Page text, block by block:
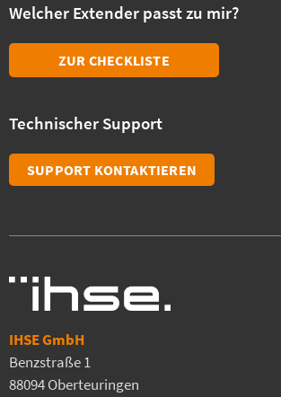
Welcher Extender passt zu mir?
ZUR CHECKLISTE
Technischer Support
SUPPORT KONTAKTIEREN
IHSE GmbH
Benzstraße 1
88094 Oberteuringen